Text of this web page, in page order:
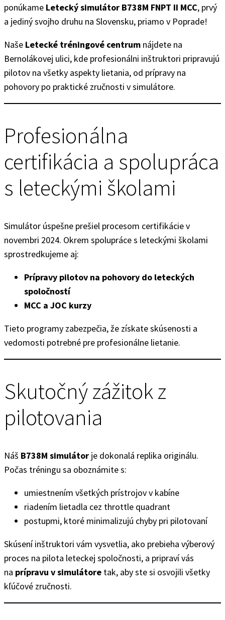
ponúkame Letecký simulátor B738M FNPT II MCC, prvý
a jediný svojho druhu na Slovensku, priamo v Poprade!
Naše Letecké tréningové centrum nájdete na
Bernolákovej ulici, kde profesionálni inštruktori pripravujú
pilotov na všetky aspekty lietania, od prípravy na
pohovory po praktické zručnosti v simulátore.
Profesionálna
certifikácia a spolupráca
s leteckými školami
Simulátor úspešne prešiel procesom certifikácie v
novembri 2024. Okrem spolupráce s leteckými školami
sprostredkujeme aj:
Prípravy pilotov na pohovory do leteckých
spoločností
MCC a JOC kurzy
Tieto programy zabezpečia, že získate skúsenosti a
vedomosti potrebné pre profesionálne lietanie.
Skutočný zážitok z
pilotovania
Náš B738M simulátor je dokonalá replika originálu.
Počas tréningu sa oboznámite s:
umiestnením všetkých prístrojov v kabíne
riadením lietadla cez throttle quadrant
postupmi, ktoré minimalizujú chyby pri pilotovaní
Skúsení inštruktori vám vysvetlia, ako prebieha výberový
proces na pilota leteckej spoločnosti, a pripraví vás
na prípravu v simulátore tak, aby ste si osvojili všetky
kľúčové zručnosti.